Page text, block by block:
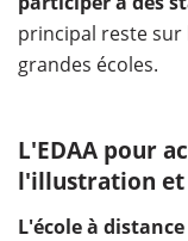
principal reste
grandes écoles.
L'EDAA pour
l'illustration et
L'école à distance